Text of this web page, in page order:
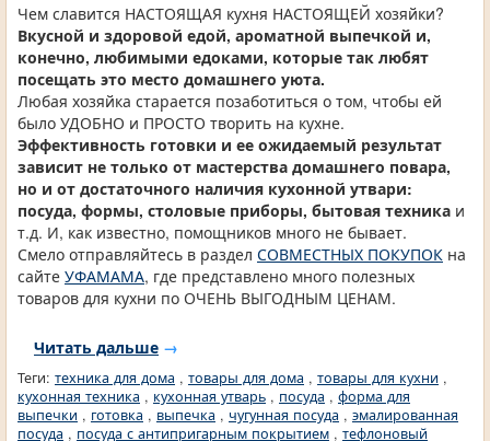
Чем славится НАСТОЯЩАЯ кухня НАСТОЯЩЕЙ хозяйки?
Вкусной и здоровой едой, ароматной выпечкой и,
конечно, любимыми едоками, которые так любят
посещать это место домашнего уюта.
Любая хозяйка старается позаботиться о том, чтобы ей
было УДОБНО и ПРОСТО творить на кухне.
Эффективность готовки и ее ожидаемый результат
зависит не только от мастерства домашнего повара,
но и от достаточного наличия кухонной утвари:
посуда, формы, столовые приборы, бытовая техника и
т.д. И, как известно, помощников много не бывает.
Смело отправляйтесь в раздел СОВМЕСТНЫХ ПОКУПОК на
сайте УФАМАМА, где представлено много полезных
товаров для кухни по ОЧЕНЬ ВЫГОДНЫМ ЦЕНАМ.
Читать дальше →
Теги: техника для дома , товары для дома , товары для кухни ,
кухонная техника , кухонная утварь , посуда , форма для
выпечки , готовка , выпечка , чугунная посуда , эмалированная
посуда , посуда с антипригарным покрытием , тефлоновый